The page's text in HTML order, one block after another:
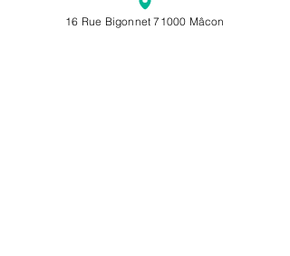
16 Rue Bigonnet 71000 Mâcon